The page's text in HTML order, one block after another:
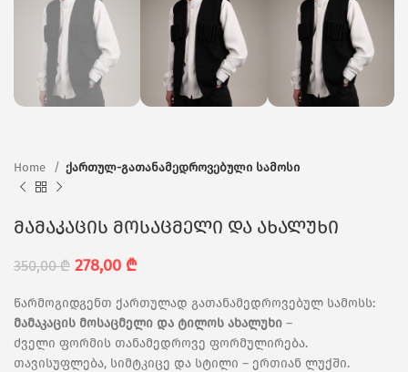
Home ქართულ-გათანამედროვებული სამოსი
მამაკაცის მოსაცმელი და ახალუხი
350,00₾ 278,00 ₾
წარმოგიდგენთ ქართულად გათანამედროვებულ სამოსს:
მამაკაცის მოსაცმელი და ტილოს ახალუხი –
ძველი ფორმის თანამედროვე ფორმულირება.
თავისუფლება, სიმტკიცე და სტილი – ერთიან ლუქში.